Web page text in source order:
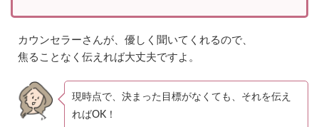
カウンセラーさんが、優しく聞いてくれるので、
焦ることなく伝えれば大丈夫ですよ。
現時点で、決まった目標がなくても、それを伝え
ればOK！